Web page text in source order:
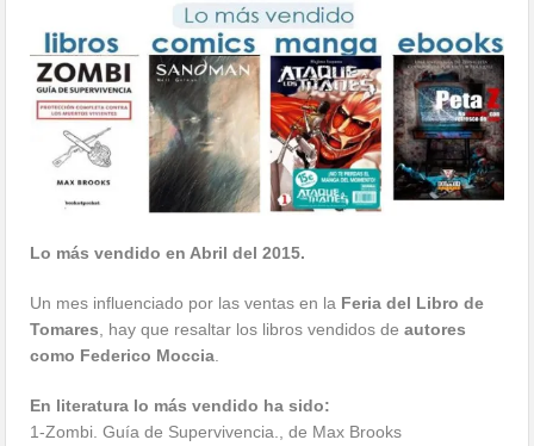
Lo más vendido en Abril del 2015.
Un mes influenciado por las ventas en la Feria del Libro de
Tomares , hay que resaltar los libros vendidos deautores
como Federico Moccia
En literatura lo más vendido ha sido:
1-Zombi. Guía de Supervivencia., de Max Brooks